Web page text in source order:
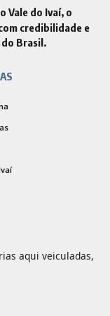
Vale do Ivaí, o
credibilidade e
Brasil.
aqui veiculadas,